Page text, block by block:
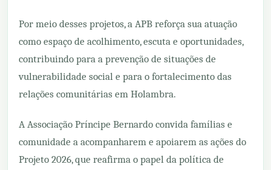
Por meio desses projetos, a APB reforça sua atuação
como espaço de acolhimento, escuta e oportunidades,
contribuindo para a prevenção de situações de
vulnerabilidade social e para o fortalecimento das
relações comunitárias em Holambra.
A Associação Príncipe Bernardo convida famílias e
comunidade a acompanharem e apoiarem as ações do
Projeto 2026, que reafirma o papel da política de